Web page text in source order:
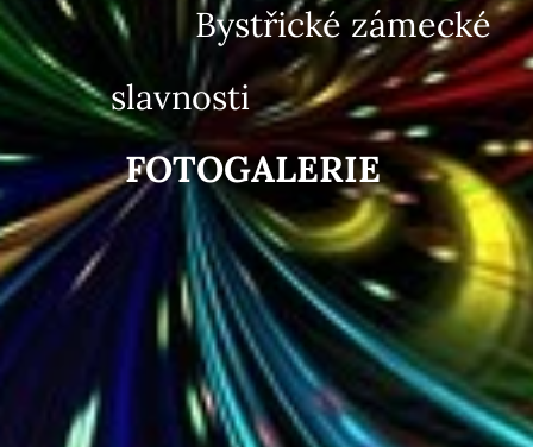
Bystřické zámecké
slavnosti
FOTOGALERIE